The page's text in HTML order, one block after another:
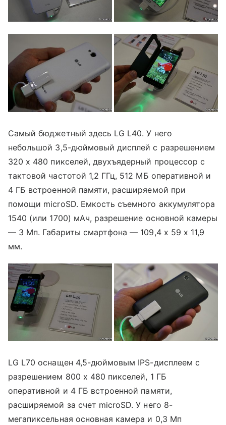
Самый бюджетный здесь LG L40. У него
небольшой 3,5-дюймовый дисплей с разрешением
320 х 480 пикселей, двухъядерный процессор с
тактовой частотой 1,2 ГГц, 512 МБ оперативной и
4 ГБ встроенной памяти, расширяемой при
помощи microSD. Емкость съемного аккумулятора
1540 (или 1700) мАч, разрешение основной камеры
— 3 Мп. Габариты смартфона — 109,4 x 59 x 11,9
мм.
LG L70 оснащен 4,5-дюймовым IPS-дисплеем с
разрешением 800 х 480 пикселей, 1 ГБ
оперативной и 4 ГБ встроенной памяти,
расширяемой за счет microSD. У него 8-
мегапиксельная основная камера и 0,3 Мп